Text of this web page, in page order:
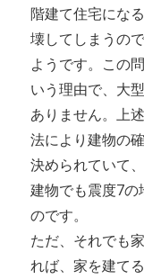
階建て住宅にな
壊してしまうの
ようです。この
いう理由で、大
ありません。上
法により建物の
決められていて
建物でも震度7の
のです。
ただ、それでも
れば、家を建て